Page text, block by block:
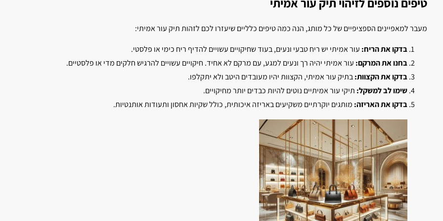
מעבר למאפיינים הספציפיים של כל מותג, הנה כמה טיפים כלליים שיעזרו לכם לזהות תיק עור אמיתי:
בדקו את הריח: עור אמיתי יש ריח טבעי ונעים, בעוד שחיקויים עשויים להדיף ריח כימי או פלסטי.
בחנו את המרקם: עור אמיתי יהיה רך ונעים למגע, עם מרקם לא אחיד. חיקויים עשויים להרגיש חלקים מדי או פלסטיים.
בדקו את הקצוות:בתיק עור אמיתי, הקצוות יהיו מעובדים היטב ולא יתקלפו.
שימו לב למשקל: תיקי עור אמיתיים נוטים להיות כבדים יותר מחיקויים.
בדקו את האריזה: מותגים יוקרתיים משקיעים באריזה איכותית, כולל שקיות אחסון ותעודות אותנטיות.